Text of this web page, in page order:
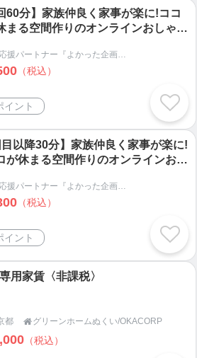
60分】家族仲良く家事が楽に!ココ
まる空間作りのオンラインおしゃべ
生活応援パートナー『よかった企画』
（税込）
イント
目以降30分】家族仲良く家事が楽に!
が休まる空間作りのオンラインおし
生活応援パートナー『よかった企画』
（税込）
イント
用家賃〈非課税〉
都 グリーンホームぬくい/OKACORP
（税込）